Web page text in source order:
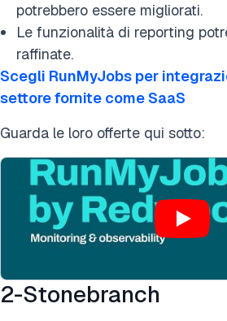
potrebbero essere migliorati.
Le funzionalità di reporting
raffinate.
Scegli RunMyJobs per
settore fornite come SaaS
Guarda le loro offerte qui sotto:
2-Stonebranch